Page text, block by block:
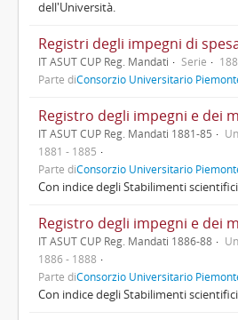
dell'Università.
IT ASUT CUP Reg. Mandati Serie
Parte diConsorzio Universitario
IT ASUT CUP Reg. Mandati 1881-85
1881 - 1885
Parte diConsorzio Universitario
Con indice degli Stabilimenti
IT ASUT CUP Reg. Mandati 1886-88
1886 - 1888
Parte diConsorzio Universitario
Con indice degli Stabilimenti